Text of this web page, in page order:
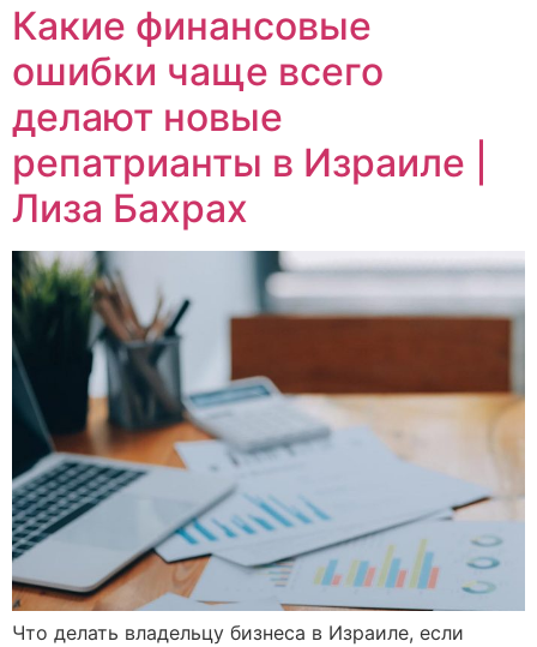
Какие финансовые
ошибки чаще всего
делают новые
репатрианты в Израиле |
Лиза Бахрах
Что делать владельцу бизнеса в Израиле, если